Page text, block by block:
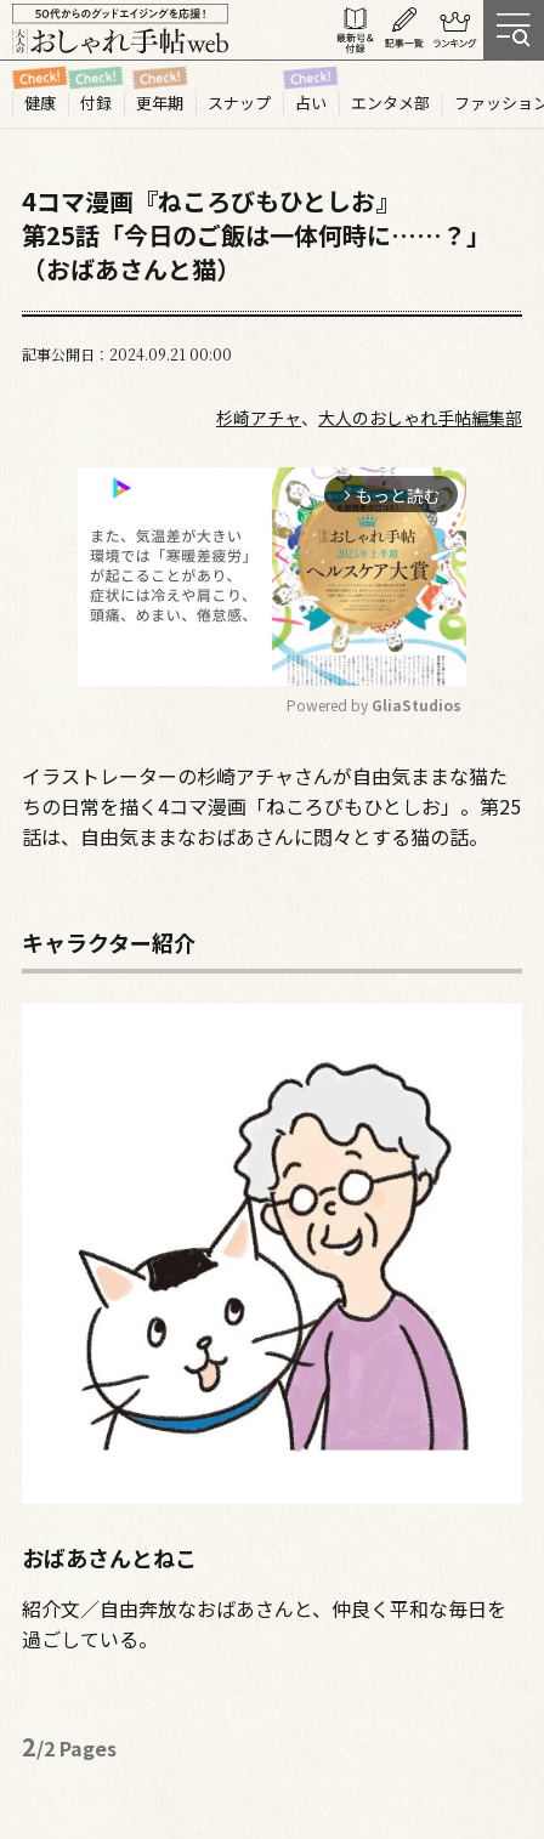
健康 付録 更年期 スナップ 占い エンタメ部 ファッショ
4コマ漫画『ねころびもひとしお』
第25話「今日のご飯は一体何時に……？」
（おばあさんと猫）
記事公開日 2024.09 21 00:00
杉崎アチャ、大人のおしゃれ手帖編集部
arrow_forward_ios もっと読む
u
t
e
Powered by GliaStudios
イラストレーターの杉崎アチャさんが自由気ままな猫た
ちの日常を描く4コマ漫画「ねころびもひとしお」。第25
話は、自由気ままなおばあさんに悶々とする猫の話。
キャラクター紹介
おばあさんとねこ
紹介文／自由奔放なおばあさんと、仲良く平和な毎日を
過ごしている。
2/2 Pages